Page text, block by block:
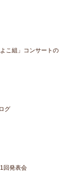
こ組」コンサートの
グ
回発表会